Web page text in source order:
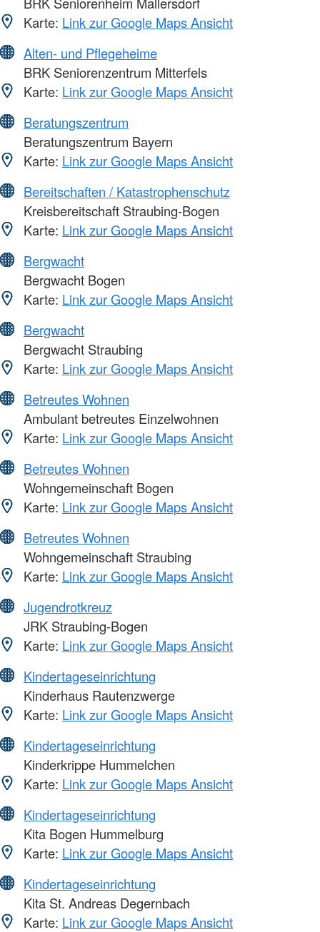
Karte: Link zur Google Maps Ansicht
Alten- und Pflegeheime
BRK Seniorenzentrum Mitterfels
Karte: Link zur Google Maps Ansicht
Beratungszentrum
Beratungszentrum Bayern
Karte: Link zur Google Maps Ansicht
Bereitschaften / Katastrophenschutz
Kreisbereitschaft Straubing-Bogen
Karte: Link zur Google Maps Ansicht
Bergwacht
Bergwacht Bogen
Karte: Link zur Google Maps Ansicht
Bergwacht
Bergwacht Straubing
Karte: Link zur Google Maps Ansicht
Betreutes Wohnen
Ambulant betreutes Einzelwohnen
Karte: Link zur Google Maps Ansicht
Betreutes Wohnen
Wohngemeinschaft Bogen
Karte: Link zur Google Maps Ansicht
Betreutes Wohnen
Wohngemeinschaft Straubing
Karte: Link zur Google Maps Ansicht
Jugendrotkreuz
JRK Straubing-Bogen
Karte: Link zur Google Maps Ansicht
Kindertageseinrichtung
Kinderhaus Rautenzwerge
Karte: Link zur Google Maps Ansicht
Kindertageseinrichtung
Kinderkrippe Hummelchen
Karte: Link zur Google Maps Ansicht
Kindertageseinrichtung
Kita Bogen Hummelburg
Karte: Link zur Google Maps Ansicht
Kindertageseinrichtung
Kita St. Andreas Degernbach
Karte: Link zur Google Maps Ansicht